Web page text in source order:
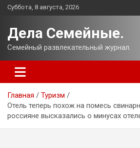
Суббота, 8 августа, 2026
Дела Семейные.
Семейный развлекательный журнал.
Главная
Туризм
Отель теперь похож на помесь
россияне высказались о минусах